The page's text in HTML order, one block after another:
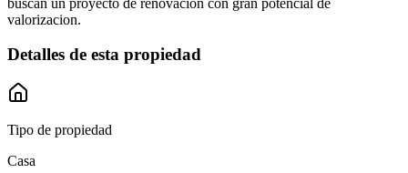
valorizacion.
Detalles de esta propiedad
Tipo de propiedad
Casa